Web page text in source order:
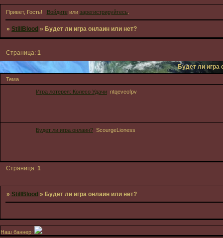
Привет, Гость! Войдитеили зарегистрируйтесь
»StillBlood » Будет ли игра онлаин или нет?
Будет ли игра
Страница:1
Тема
Игра лотерея: Колесо Удачи ntqeveofpv
Будет ли игра онлаин? ScourgeLioness
Страница: 1
»StillBlood » Будет ли игра онлаин или нет?
Наш баннер: